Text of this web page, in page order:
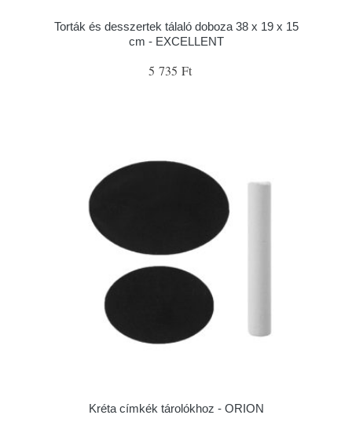
Torták és desszertek tálaló doboza 38 x 19 x 15
cm - EXCELLENT
5 735 Ft
Kréta címkék tárolókhoz - ORION